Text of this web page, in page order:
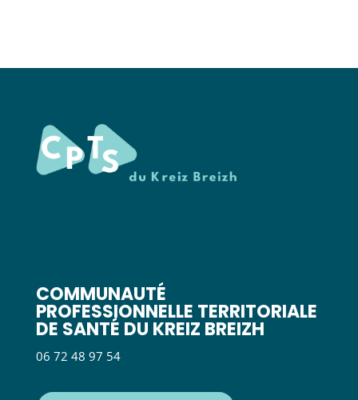
COMMUNAUTÉ
PROFESSIONNELLE TERRITORIALE
DE SANTÉ DU KREIZ BREIZH
06 72 48 97 54